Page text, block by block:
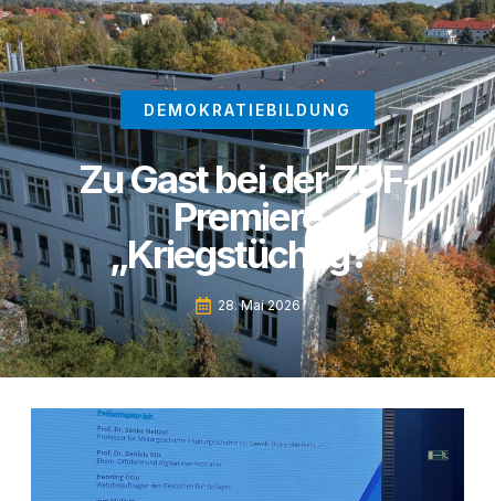
DEMOKRATIEBILDUNG
Zu Gast bei der ZDF-
Premiere
„Kriegstüchtig?“
28. Mai 2026